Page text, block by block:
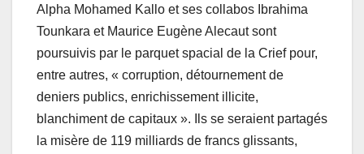
Alpha Mohamed Kallo et ses collabos Ibrahima
Tounkara et Maurice Eugène Alecaut sont
poursuivis par le parquet spacial de la Crief pour,
entre autres, « corruption, détournement de
deniers publics, enrichissement illicite,
blanchiment de capitaux ». Ils se seraient partagés
la misère de 119 milliards de francs glissants,